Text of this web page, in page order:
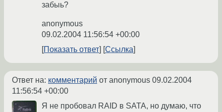
забыь?
anonymous
09.02.2004 11:56:54 +00:00
Показать ответ
Ссылка
Ответ на: комментарий от anonymous 09.02.2004
11:56:54 +00:00
Я не пробовал RAID в SATA, но думаю, что